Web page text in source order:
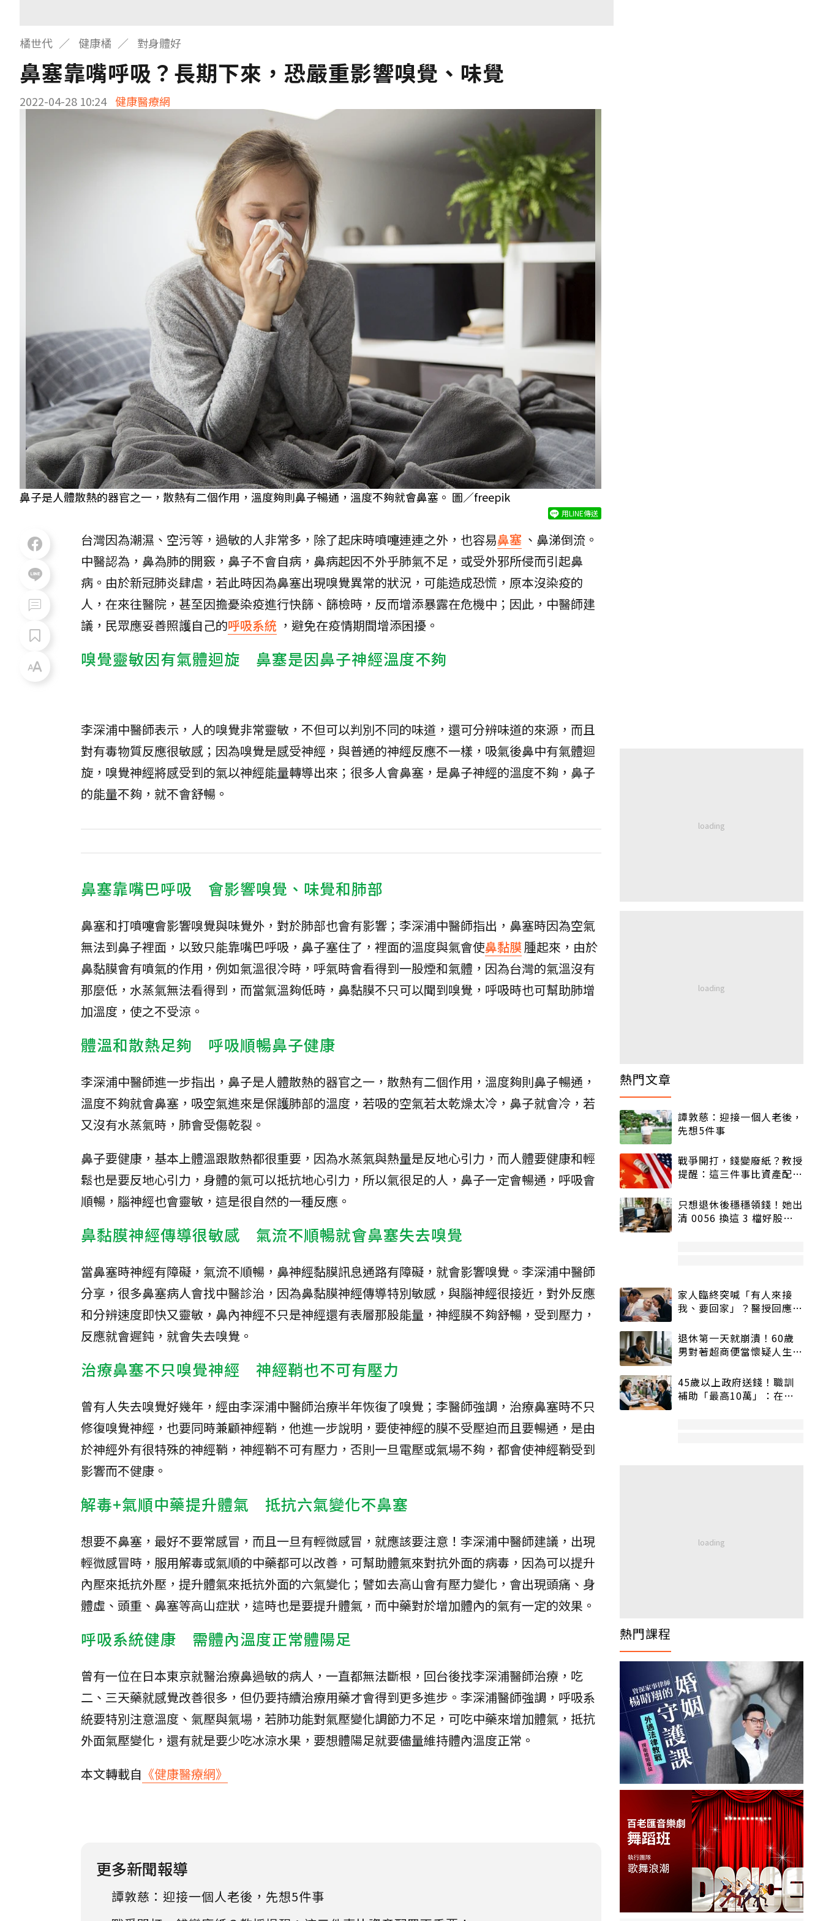
橘世代 健康橘 對身體好
鼻塞靠嘴呼吸？長期下來，恐嚴重影響嗅覺、味覺
2022-04-28 10:24 健康醫療網
鼻子是人體散熱的器官之一，散熱有二個作用，溫度夠則鼻子暢通，溫度不夠就會鼻塞。 圖／freepik
用LINE傳送
台灣因為潮濕、空污等，過敏的人非常多，除了起床時噴嚏連連之外，也容易鼻塞 、鼻涕倒流。
中醫認為，鼻為肺的開竅，鼻子不會自病，鼻病起因不外乎肺氣不足，或受外邪所侵而引起鼻
病。由於新冠肺炎肆虐，若此時因為鼻塞出現嗅覺異常的狀況，可能造成恐慌，原本沒染疫的
人，在來往醫院，甚至因擔憂染疫進行快篩、篩檢時，反而增添暴露在危機中；因此，中醫師建
議，民眾應妥善照護自己的呼吸系統 ，避免在疫情期間增添困擾。
嗅覺靈敏因有氣體迴旋 鼻塞是因鼻子神經溫度不夠
李深浦中醫師表示，人的嗅覺非常靈敏，不但可以判別不同的味道，還可分辨味道的來源，而且
對有毒物質反應很敏感；因為嗅覺是感受神經，與普通的神經反應不一樣，吸氣後鼻中有氣體迴
旋，嗅覺神經將感受到的氣以神經能量轉導出來；很多人會鼻塞，是鼻子神經的溫度不夠，鼻子
的能量不夠，就不會舒暢。
鼻塞靠嘴巴呼吸 會影響嗅覺、味覺和肺部
鼻塞和打噴嚏會影響嗅覺與味覺外，對於肺部也會有影響；李深浦中醫師指出，鼻塞時因為空氣
無法到鼻子裡面，以致只能靠嘴巴呼吸，鼻子塞住了，裡面的溫度與氣會使鼻黏膜腫起來，由於
鼻黏膜會有噴氣的作用，例如氣溫很冷時，呼氣時會看得到一股煙和氣體，因為台灣的氣溫沒有
那麼低，水蒸氣無法看得到，而當氣溫夠低時，鼻黏膜不只可以聞到嗅覺，呼吸時也可幫助肺增
加溫度，使之不受涼。
體溫和散熱足夠 呼吸順暢鼻子健康
李深浦中醫師進一步指出，鼻子是人體散熱的器官之一，散熱有二個作用，溫度夠則鼻子暢通，
溫度不夠就會鼻塞，吸空氣進來是保護肺部的溫度，若吸的空氣若太乾燥太冷，鼻子就會冷，若
又沒有水蒸氣時，肺會受傷乾裂。
鼻子要健康，基本上體溫跟散熱都很重要，因為水蒸氣與熱量是反地心引力，而人體要健康和輕
鬆也是要反地心引力，身體的氣可以抵抗地心引力，所以氣很足的人，鼻子一定會暢通，呼吸會
順暢，腦神經也會靈敏，這是很自然的一種反應。
鼻黏膜神經傳導很敏感 氣流不順暢就會鼻塞失去嗅覺
當鼻塞時神經有障礙，氣流不順暢，鼻神經黏膜訊息通路有障礙，就會影響嗅覺。李深浦中醫師
分享，很多鼻塞病人會找中醫診治，因為鼻黏膜神經傳導特別敏感，與腦神經很接近，對外反應
和分辨速度即快又靈敏，鼻內神經不只是神經還有表層那股能量，神經膜不夠舒暢，受到壓力，
反應就會遲鈍，就會失去嗅覺。
治療鼻塞不只嗅覺神經 神經鞘也不可有壓力
曾有人失去嗅覺好幾年，經由李深浦中醫師治療半年恢復了嗅覺；李醫師強調，治療鼻塞時不只
修復嗅覺神經，也要同時兼顧神經鞘，他進一步說明，要使神經的膜不受壓迫而且要暢通，是由
於神經外有很特殊的神經鞘，神經鞘不可有壓力，否則一旦電壓或氣場不夠，都會使神經鞘受到
影響而不健康。
解毒+氣順中藥提升體氣 抵抗六氣變化不鼻塞
想要不鼻塞，最好不要常感冒，而且一旦有輕微感冒，就應該要注意！李深浦中醫師建議，出現
輕微感冒時，服用解毒或氣順的中藥都可以改善，可幫助體氣來對抗外面的病毒，因為可以提升
內壓來抵抗外壓，提升體氣來抵抗外面的六氣變化；譬如去高山會有壓力變化，會出現頭痛、身
體虛、頭重、鼻塞等高山症狀，這時也是要提升體氣，而中藥對於增加體內的氣有一定的效果。
呼吸系統健康 需體內溫度正常體陽足
曾有一位在日本東京就醫治療鼻過敏的病人，一直都無法斷根，回台後找李深浦醫師治療，吃
二、三天藥就感覺改善很多，但仍要持續治療用藥才會得到更多進步。李深浦醫師強調，呼吸系
統要特別注意溫度、氣壓與氣場，若肺功能對氣壓變化調節力不足，可吃中藥來增加體氣，抵抗
外面氣壓變化，還有就是要少吃冰涼水果，要想體陽足就要儘量維持體內溫度正常。
本文轉載自 《健康醫療網》
更多新聞報導
譚敦慈：迎接一個人老後，先想5件事
熱門文章
譚敦慈：迎接一個人老後，
先想5件事
戰爭開打，錢變廢紙？教授
提醒：這三件事比資產配置
只想退休後穩穩領錢！她出
清 0056 換這 3 檔好股：
家人臨終突喊「有人來接
我、要回家」？醫授回應方
退休第一天就崩潰！60歲
男對著超商便當懷疑人生
45歲以上政府送錢！職訓
補助「最高10萬」：在
熱門課程